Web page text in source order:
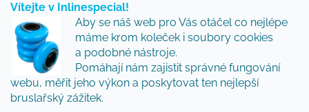
Vítejte v Inlinespecial!
Aby se náš web pro Vás otáčel co nejlépe
máme krom koleček i soubory cookies
a podobné nástroje.
Pomáhají nám zajistit správné fungování
webu, měřit jeho výkon a poskytovat ten nejlepší
bruslařský zážitek.
Vložte svůj e-mail a my vám budeme zasílat informace
o nových produktech na našem e-shopu.
Přidejte se k nám a my Vám budeme zasílat ty nejlepší
novinky a tipy.
E-mail